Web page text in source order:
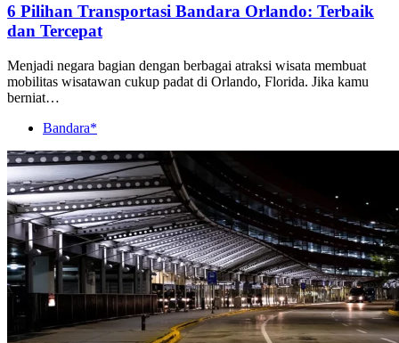
6 Pilihan Transportasi Bandara Orlando: Terbaik
dan Tercepat
Menjadi negara bagian dengan berbagai atraksi wisata membuat
mobilitas wisatawan cukup padat di Orlando, Florida. Jika kamu
berniat…
Bandara*